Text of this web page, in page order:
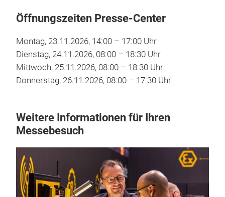
Öffnungszeiten Presse-Center
Montag, 23.11.2026, 14:00 – 17:00 Uhr
Dienstag, 24.11.2026, 08:00 – 18:30 Uhr
Mittwoch, 25.11.2026, 08:00 – 18:30 Uhr
Donnerstag, 26.11.2026, 08:00 – 17:30 Uhr
Weitere Informationen für Ihren
Messebesuch